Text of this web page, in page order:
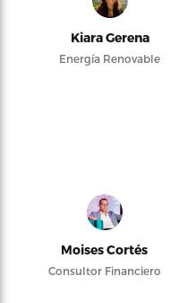
Kiara Gerena
Energía Renovable
Moises Cortés
Consultor Financiero